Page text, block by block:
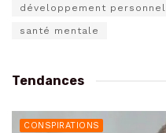
développement personnel
santé mentale
Tendances
CONSPIRATIONS